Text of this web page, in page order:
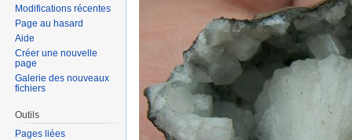
Modifications récentes
Page au hasard
Aide
Créer une nouvelle
page
Galerie des nouveaux
fichiers
Outils
Pages liées